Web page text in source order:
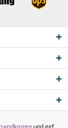
und ggf.